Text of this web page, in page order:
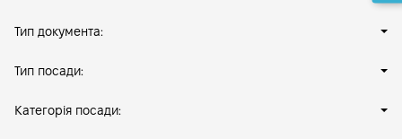
Тип документа:
Тип посади:
Категорія посади: